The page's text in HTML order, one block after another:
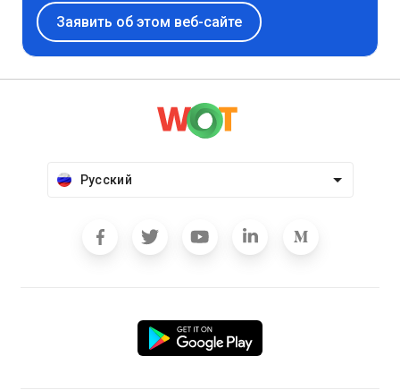
Заявить об этом веб-сайте
Русский